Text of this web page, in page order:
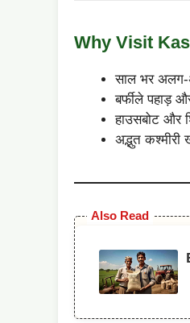
Why Visit
साल भर
बर्फीले पहाड़
हाउसबोट और
अद्भुत
Also Read